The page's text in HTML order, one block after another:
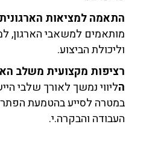
התאמה למציאות הארגונית –
מותאמים למשאבי הארגון,
וליכולת הביצוע.
רציפות מקצועית משלב
ליווי נמשך לאורך שלבי
במטרה לסייע בהטמעת הפתרונות
העבודה והבקרה.י.